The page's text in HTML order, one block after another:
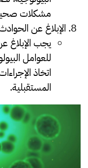
مشكلات
الإبلاغ عن
يجب الإبلاغ
للعوامل
اتخاذ
المستقبلية.